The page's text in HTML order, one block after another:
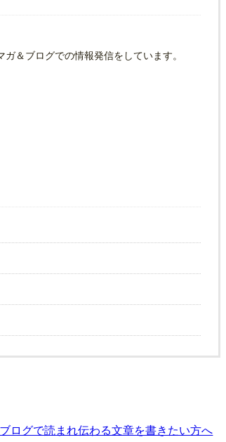
＆ブログでの情報発信をしています。
ログで読まれ伝わる文章を書きたい方へ